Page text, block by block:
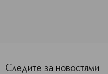
Следите за новостями